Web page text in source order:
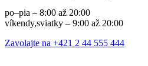
po–pia – 8:00 až 20:00
víkendy,sviatky – 9:00 až 20:00
Zavolajte na +421 2 44 555 444